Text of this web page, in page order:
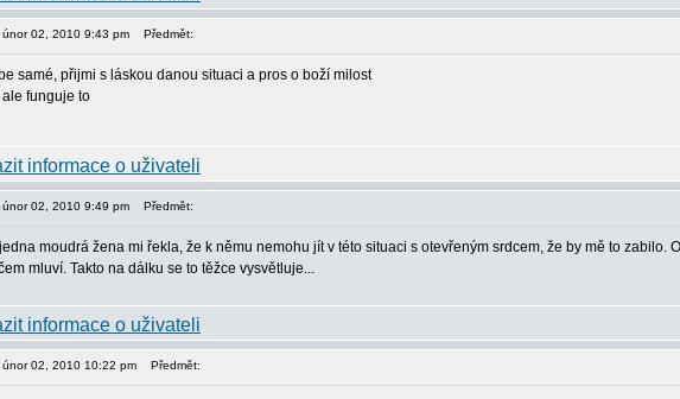
únor 02, 2010 9:43 pm Předmět:
samé, přijmi s láskou danou situaci a pros o boží milost
funguje to
únor 02, 2010 9:49 pm Předmět:
moudrá žena mi řekla, že k němu nemohu jít v této situaci s otevřeným srdcem, že by mě to zabilo.
mluví. Takto na dálku se to těžce vysvětluje...
únor 02, 2010 10:22 pm Předmět: